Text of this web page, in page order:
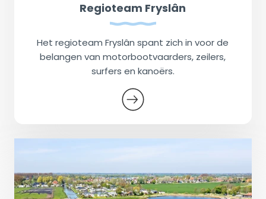
Regioteam Fryslân
Het regioteam Fryslân spant zich in voor de
belangen van motorbootvaarders, zeilers,
surfers en kanoërs.